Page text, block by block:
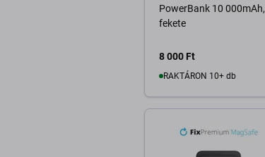
PowerBank 10 000mAh,
fekete
8 000 Ft
RAKTÁRON 10+ db